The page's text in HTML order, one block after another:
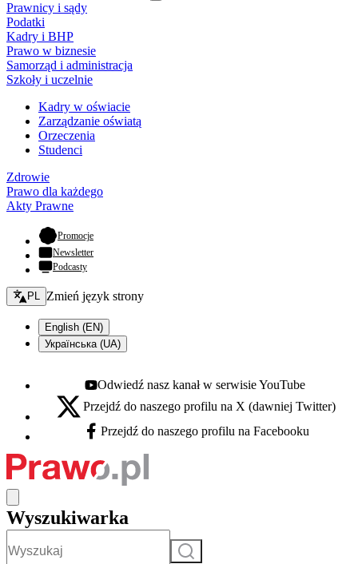
Prawnicy i sądy
Podatki
Kadry i BHP
Prawo w biznesie
Samorząd i administracja
Szkoły i uczelnie
Kadry w oświacie
Zarządzanie oświatą
Orzeczenia
Studenci
Zdrowie
Prawo dla każdego
Akty Prawne
Promocje- otwiera się w nowej karcie
Newsletter
Podcasty
Zmień język - bieżący:
PL Zmień język strony
English (EN)
Українська (UA)
Youtube - otwiera się w nowej karcie
Odwiedź nasz kanał w serwisie YouTube
X - otwiera się w nowej karcie
Przejdź do naszego profilu na X (dawniej Twitter)
Facebook - otwiera się w nowej karcie
Przejdź do naszego profilu na Facebooku
Wyszukiwarka
Szukaj